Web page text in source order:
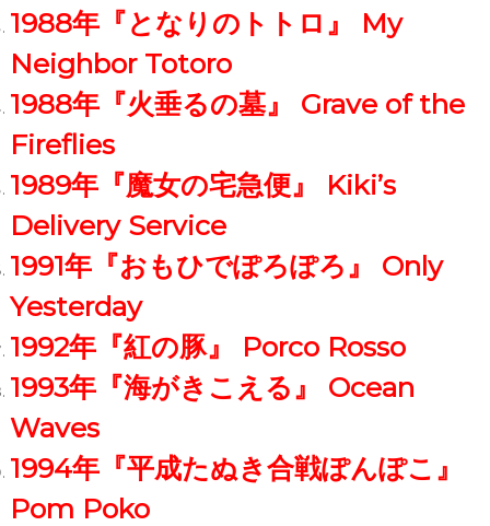
1988年『となりのトトロ』 My
Neighbor Totoro
1988年『火垂るの墓』 Grave of the
Fireflies
1989年『魔女の宅急便』 Kiki’s
Delivery Service
1991年『おもひでぽろぽろ』 Only
Yesterday
1992年『紅の豚』 Porco Rosso
1993年『海がきこえる』 Ocean
Waves
1994年『平成たぬき合戦ぽんぽこ』
Pom Poko